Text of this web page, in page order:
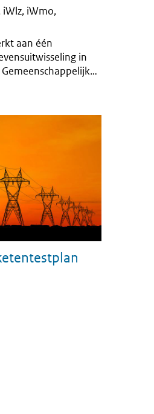
iWlz iWmo
aan één
in
en zorgkantoren
en delen, zodat
wordt voor